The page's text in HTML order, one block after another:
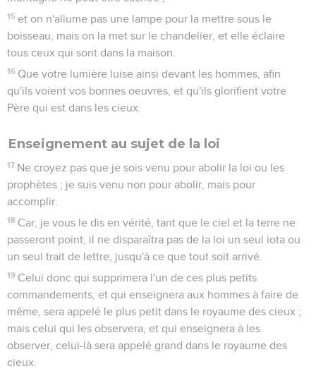
15 et on n'allume pas une lampe pour la mettre sous le
boisseau, mais on la met sur le chandelier, et elle éclaire
tous ceux qui sont dans la maison.
16 Que votre lumière luise ainsi devant les hommes, afin
qu'ils voient vos bonnes oeuvres, et qu'ils glorifient votre
Père qui est dans les cieux.
Enseignement au sujet de la loi
17 Ne croyez pas que je sois venu pour abolir la loi ou les
prophètes ; je suis venu non pour abolir, mais pour
accomplir.
18 Car, je vous le dis en vérité, tant que le ciel et la terre ne
passeront point, il ne disparaîtra pas de la loi un seul iota ou
un seul trait de lettre, jusqu'à ce que tout soit arrivé.
19 Celui donc qui supprimera l'un de ces plus petits
commandements, et qui enseignera aux hommes à faire de
même, sera appelé le plus petit dans le royaume des cieux ;
mais celui qui les observera, et qui enseignera à les
observer, celui-là sera appelé grand dans le royaume des
cieux.